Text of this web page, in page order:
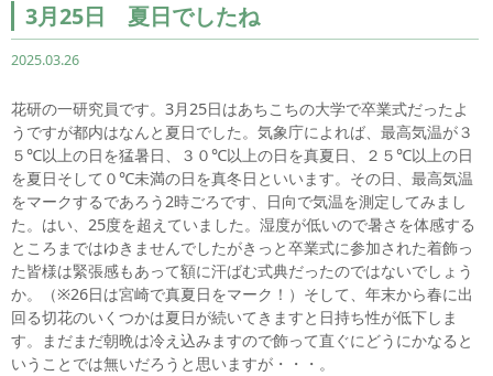
3月25日 夏日でしたね
2025.03.26
花研の一研究員です。3月25日はあちこちの大学で卒業式だったよ
うですが都内はなんと夏日でした。気象庁によれば、最高気温が３
５℃以上の日を猛暑日、３０℃以上の日を真夏日、２５℃以上の日
を夏日そして０℃未満の日を真冬日といいます。その日、最高気温
をマークするであろう2時ごろです、日向で気温を測定してみまし
た。はい、25度を超えていました。湿度が低いので暑さを体感する
ところまではゆきませんでしたがきっと卒業式に参加された着飾っ
た皆様は緊張感もあって額に汗ばむ式典だったのではないでしょう
か。（※26日は宮崎で真夏日をマーク！）そして、年末から春に出
回る切花のいくつかは夏日が続いてきますと日持ち性が低下しま
す。まだまだ朝晩は冷え込みますので飾って直ぐにどうにかなると
いうことでは無いだろうと思いますが・・・。